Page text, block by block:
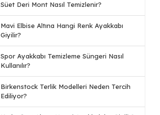
Süet Deri Mont Nasıl Temizlenir?
Mavi Elbise Altına Hangi Renk Ayakkabı
Giyilir?
Spor Ayakkabı Temizleme Süngeri Nasıl
Kullanılır?
Birkenstock Terlik Modelleri Neden Tercih
Ediliyor?